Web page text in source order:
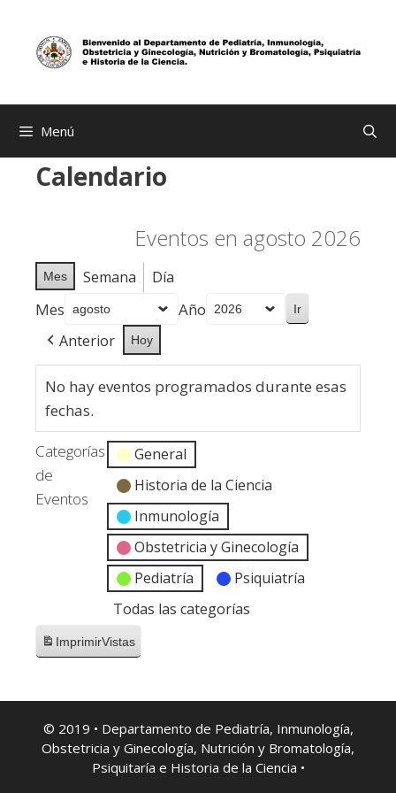
contenido
Menú
Calendario
Eventos en agosto 2026
Mes Semana Día
Mes Año
Anterior Hoy
No hay eventos programados durante esas
fechas.
Categorías
de
Eventos
General
Historia de la Ciencia
Inmunología
Obstetricia y Ginecología
Pediatría
Psiquiatría
Todas las categorías
ImprimirVistas
© 2019 • Departamento de Pediatría, Inmunología,
Obstetricia y Ginecología, Nutrición y Bromatología,
Psiquitaría e Historia de la Ciencia •